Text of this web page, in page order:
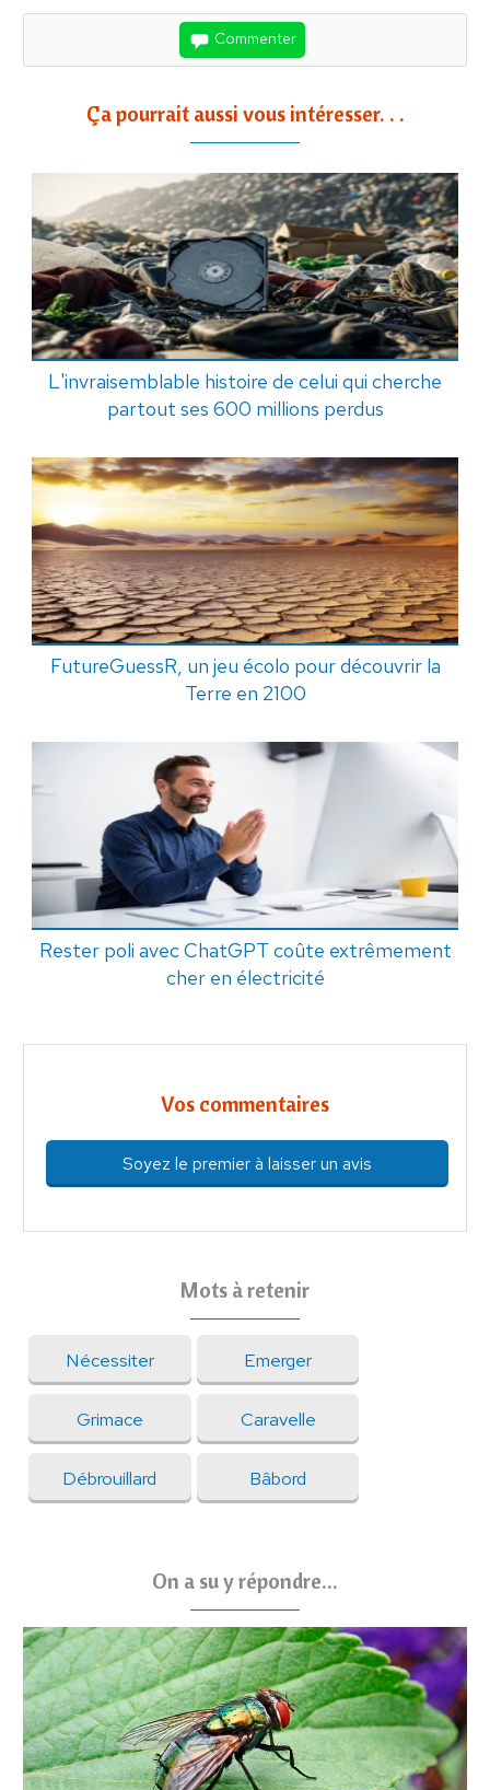
Commenter
Ça pourrait aussi vous intéresser. . .
L'invraisemblable histoire de celui qui cherche
partout ses 600 millions perdus
FutureGuessR, un jeu écolo pour découvrir la
Terre en 2100
Rester poli avec ChatGPT coûte extrêmement
cher en électricité
Vos commentaires
Soyez le premier à laisser un avis
Mots à retenir
Nécessiter Emerger
Grimace Caravelle
Débrouillard Bâbord
On a su y répondre...